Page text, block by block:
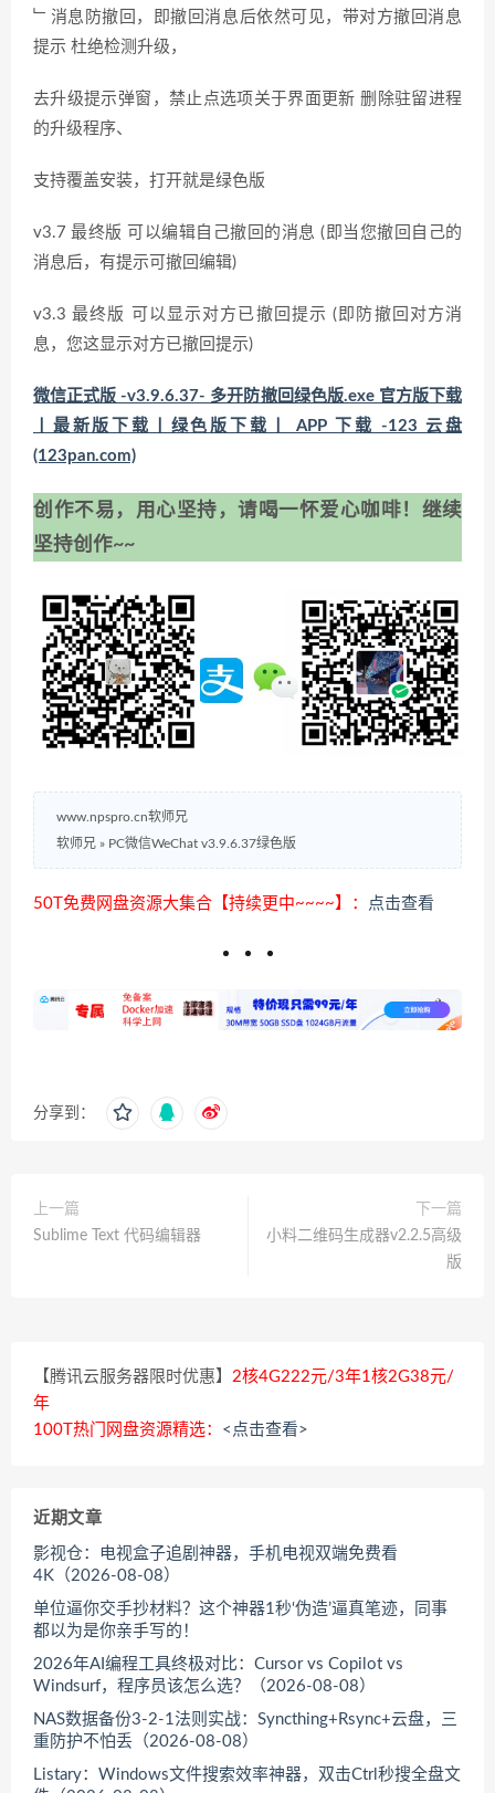
﹂消息防撤回，即撤回消息后依然可见，带对方撤回消息
提示 杜绝检测升级，
去升级提示弹窗，禁止点选项关于界面更新 删除驻留进程
的升级程序、
支持覆盖安装，打开就是绿色版
v3.7 最终版 可以编辑自己撤回的消息 (即当您撤回自己的
消息后，有提示可撤回编辑)
v3.3 最终版 可以显示对方已撤回提示 (即防撤回对方消
息，您这显示对方已撤回提示)
微信正式版 -v3.9.6.37- 多开防撤回绿色版.exe 官方版下载
丨最新版下载丨绿色版下载丨 APP 下载 -123 云盘
(123pan.com)
创作不易，用心坚持，请喝一怀爱心咖啡！继续
坚持创作~~
www.npspro.cn软师兄
软师兄 » PC微信WeChat v3.9.6.37绿色版
50T免费网盘资源大集合【持续更中~~~~】： 点击查看
分享到：
上一篇
Sublime Text 代码编辑器
下一篇
小料二维码生成器v2.2.5高级
版
【腾讯云服务器限时优惠】 2核4G222元/3年1核2G38元/
年
100T热门网盘资源精选： <点击查看>
近期文章
影视仓：电视盒子追剧神器，手机电视双端免费看
4K（2026-08-08）
单位逼你交手抄材料？这个神器1秒‘伪造’逼真笔迹，同事
都以为是你亲手写的！
2026年AI编程工具终极对比：Cursor vs Copilot vs
Windsurf，程序员该怎么选？（2026-08-08）
NAS数据备份3-2-1法则实战：Syncthing+Rsync+云盘，三
重防护不怕丢（2026-08-08）
Listary：Windows文件搜索效率神器，双击Ctrl秒搜全盘文